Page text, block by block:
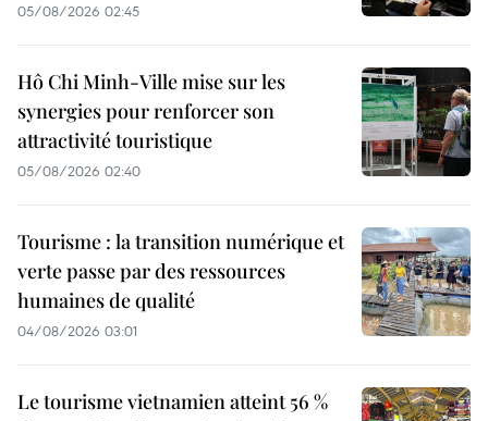
05/08/2026 02:45
Hô Chi Minh-Ville mise sur les
synergies pour renforcer son
attractivité touristique
05/08/2026 02:40
Tourisme : la transition numérique et
verte passe par des ressources
humaines de qualité
04/08/2026 03:01
Le tourisme vietnamien atteint 56 %